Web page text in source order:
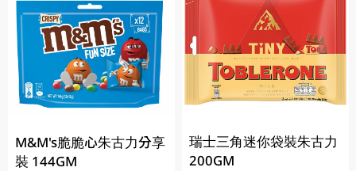
M&M's脆脆心朱古力分享
裝 144GM
瑞士三角迷你袋裝朱古力
200GM